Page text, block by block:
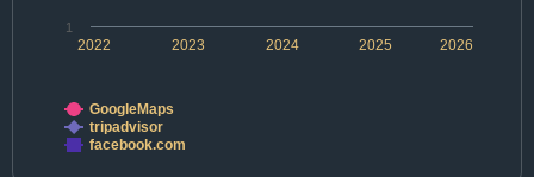
2022 2024 2026
2023 2025
1
GoogleMaps
tripadvisor
facebook.com